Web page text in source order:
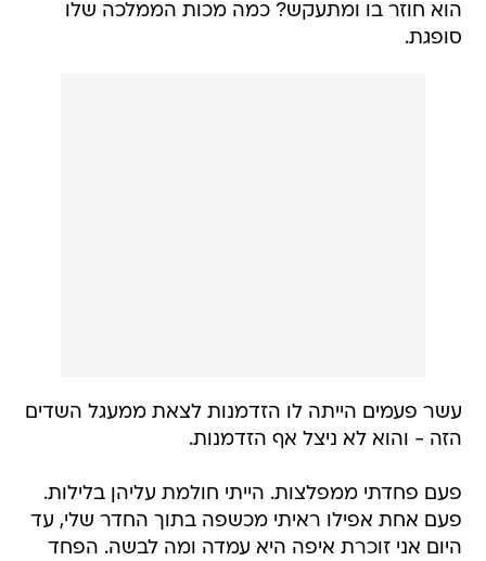
הוא חוזר בו ומתעקש? כמה מכות הממלכה שלו
סופגת.
עשר פעמים הייתה לו הזדמנות לצאת ממעגל השדים
הזה - והוא לא ניצל אף הזדמנות.
פעם פחדתי ממפלצות. הייתי חולמת עליהן בלילות.
פעם אחת אפילו ראיתי מכשפה בתוך החדר שלי, עד
היום אני זוכרת איפה היא עמדה ומה לבשה. הפחד